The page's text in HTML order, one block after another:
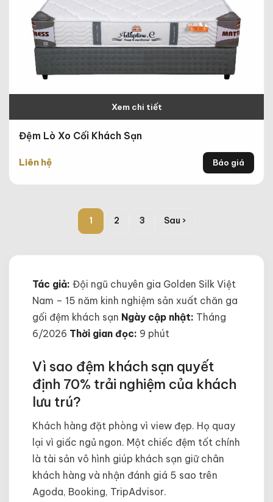
Xem chi tiết
Đệm Lò Xo Cối Khách Sạn
Liên hệ Báo giá
1 2 3 Sau ›
Tác giả: Đội ngũ chuyên gia Golden Silk Việt
Nam – 15 năm kinh nghiệm sản xuất chăn ga
gối đệm khách sạn Ngày cập nhật: Tháng
6/2026 Thời gian đọc: 9 phút
Vì sao đệm khách sạn quyết
định 70% trải nghiệm của khách
lưu trú?
Khách hàng đặt phòng vì view đẹp. Họ quay
lại vì giấc ngủ ngon. Một chiếc đệm tốt chính
là tài sản vô hình giúp khách sạn giữ chân
khách hàng và nhận đánh giá 5 sao trên
Agoda, Booking, TripAdvisor.